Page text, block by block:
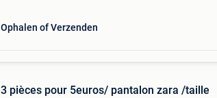
Ophalen of Verzenden
3 pièces pour 5euros/ pantalon zara /taille